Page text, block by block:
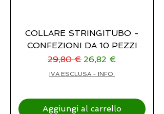
COLLARE STRINGITUBO -
CONFEZIONI DA 10 PEZZI
Prezzo regolare
29,80 € Prezzo scontato
26,82 €
IVA ESCLUSA - INFO.
Aggiungi al carrello